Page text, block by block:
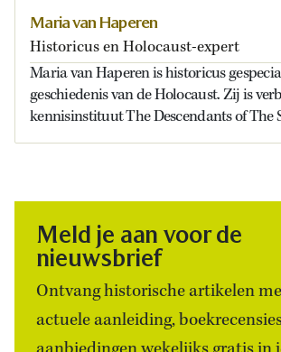
Maria van Haperen
Historicus en Holocaust-expert
Maria van Haperen is historicus
geschiedenis van de Holocaust. Zij is
kennisinstituut The Descendants of The
Meld je aan voor de
nieuwsbrief
Ontvang historische artikelen
actuele aanleiding,